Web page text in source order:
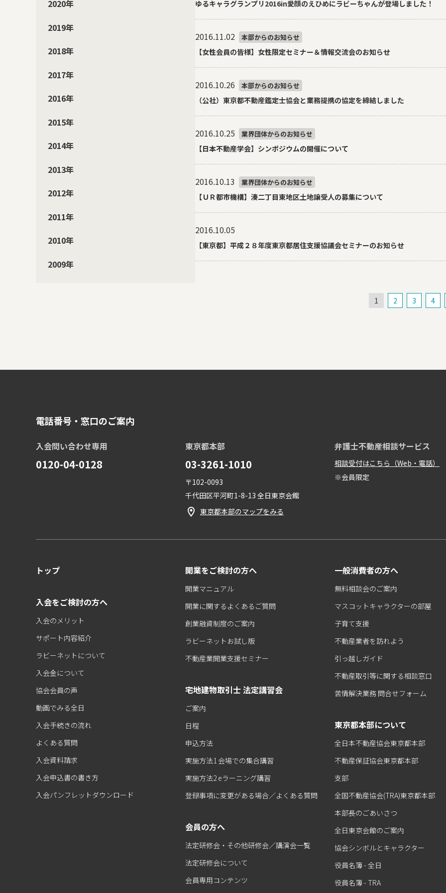
ゆるキャラグランプリ2016in愛顔のえひめにラビーちゃんが登場しました！
2016.11.02 本部からのお知らせ
【女性会員の皆様】女性限定セミナー＆情報交流会のお知らせ
2016.10.26 本部からのお知らせ
（公社）東京都不動産鑑定士協会と業務提携の協定を締結しました
2016.10.25 業界団体からのお知らせ
【日本不動産学会】シンポジウムの開催について
2016.10.13 業界団体からのお知らせ
【ＵＲ都市機構】湊二丁目東地区土地譲受人の募集について
2016.10.05
【東京都】平成２８年度東京都居住支援協議会セミナーのお知らせ
1 2 3 4
2020年
2019年
2018年
2017年
2016年
2015年
2014年
2013年
2012年
2011年
2010年
2009年
電話番号・窓口のご案内
入会問い合わせ専用
0120-04-0128
東京都本部
03-3261-1010
〒102-0093
千代田区平河町1-8-13 全日東京会館
東京都本部のマップをみる
弁護士不動産相談サービス
相談受付はこちら（Web・電話）
※会員限定
トップ
入会をご検討の方へ
入会のメリット
サポート内容紹介
ラビーネットについて
入会金について
協会会員の声
動画でみる全日
入会手続きの流れ
よくある質問
入会資料請求
入会申込書の書き方
入会パンフレットダウンロード
開業をご検討の方へ
開業マニュアル
開業に関するよくあるご質問
創業融資制度のご案内
ラビーネットお試し版
不動産業開業支援セミナー
宅地建物取引士 法定講習会
ご案内
日程
申込方法
実施方法1 会場での集合講習
実施方法2 eラーニング講習
登録事項に変更がある場合／よくある質問
会員の方へ
法定研修会・その他研修会／講演会一覧
法定研修会について
会員専用コンテンツ
一般消費者の方へ
無料相談会のご案内
マスコットキャラクターの部屋
子育て支援
不動産業者を訪れよう
引っ越しガイド
不動産取引等に関する相談窓口
苦情解決業務 問合せフォーム
東京都本部について
全日本不動産協会東京都本部
不動産保証協会東京都本部
支部
全国不動産協会(TRA)東京都本部
本部長のごあいさつ
全日東京会館のご案内
協会シンボルとキャラクター
役員名簿 - 全日
役員名簿 - TRA